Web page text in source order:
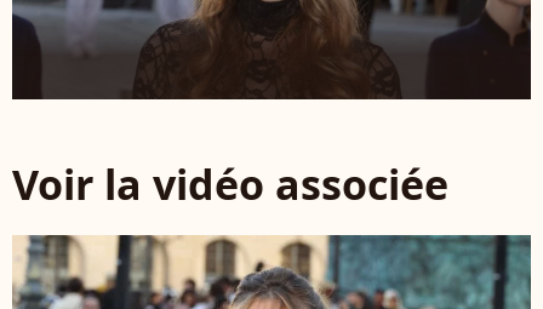
Voir la vidéo associée